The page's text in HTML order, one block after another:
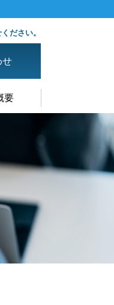
ださい。
せ
要